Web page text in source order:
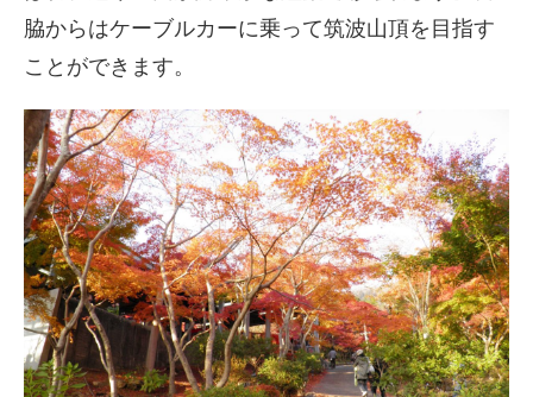
脇からはケーブルカーに乗って筑波山頂を目指す
ことができます。